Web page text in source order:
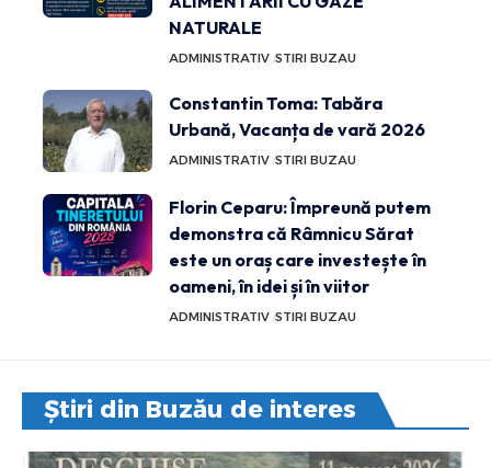
NATURALE
ADMINISTRATIV STIRI BUZAU
Constantin Toma: Tabăra
Urbană, Vacanța de vară 2026
ADMINISTRATIV STIRI BUZAU
Florin Ceparu: Împreună putem
demonstra că Râmnicu Sărat
este un oraș care investește în
oameni, în idei și în viitor
ADMINISTRATIV STIRI BUZAU
Știri din Buzău de interes